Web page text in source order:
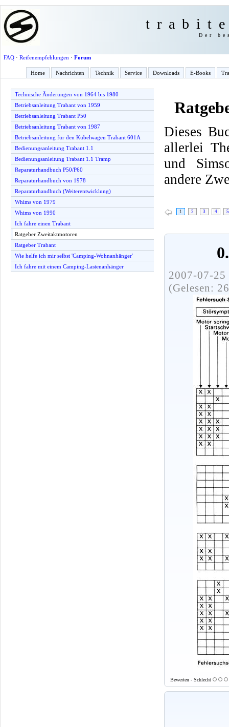
Der
FAQ· Reifenempfehlungen · Forum
Home Nachrichten Technik Service Downloads E-Books
Technische Änderungen von 1964 bis 1980
Betriebsanleitung Trabant von 1959
Betriebsanleitung Trabant P50
Betriebsanleitung Trabant von 1987
Betriebsanleitung für den Kübelwagen Trabant 601A
Bedienungsanleitung Trabant 1.1
Bedienungsanleitung Trabant 1.1 Tramp
Reparaturhandbuch P50/P60
Reparaturhandbuch von 1978
Reparaturhandbuch (Weiterentwicklung)
Whims von 1979
Whims von 1990
Ich fahre einen Trabant
Ratgeber Zweitaktmotoren
Ratgeber Trabant
Wie helfe ich mir selbst 'Camping-Wohnanhänger'
Ich fahre mit einem Camping-Lastenanhänger
Dieses
allerlei
und
andere
1 2 3 4 5
2007-07-
(Gelesen:
Bewerten - Schlecht